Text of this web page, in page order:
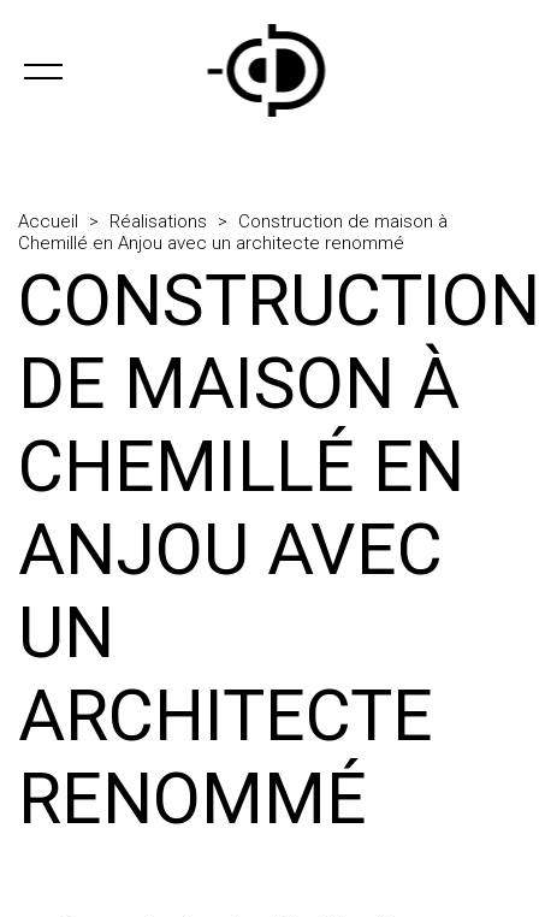
Accueil > Réalisations >
Construction de maison à
Chemillé en Anjou avec un architecte renommé
CONSTRUCTION
DE MAISON À
CHEMILLÉ EN
ANJOU AVEC
UN
ARCHITECTE
RENOMMÉ